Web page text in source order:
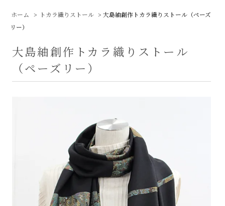
ホーム > トカラ織りストール > 大島紬創作トカラ織りストール（ペーズ
リー）
大島紬創作トカラ織りストール
（ペーズリー）